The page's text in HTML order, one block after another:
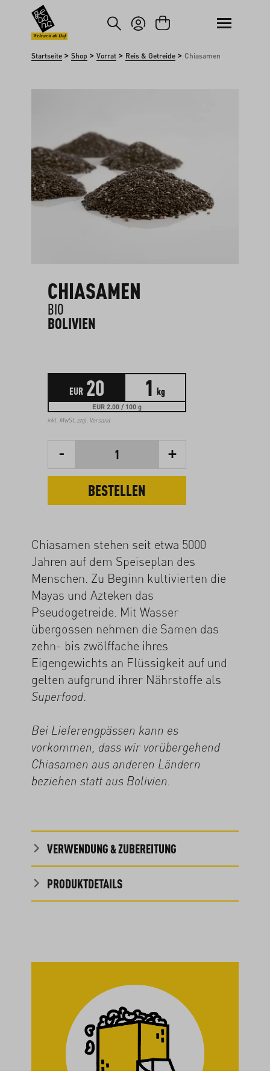
Hauptinhalt springen
Zur Suche springen
Weltweit ab Hof
Startseite > Shop > Vorrat > Reis & Getreide > Chiasamen
CHIASAMEN
BIO
BOLIVIEN
EUR 20 1 kg
EUR 2.00 / 100 g
inkl. MwSt. zzgl. Versand
- 1 +
BESTELLEN
Chiasamen stehen seit etwa 5000
Jahren auf dem Speiseplan des
Menschen. Zu Beginn kultivierten die
Mayas und Azteken das
Pseudogetreide. Mit Wasser
übergossen nehmen die Samen das
zehn- bis zwölffache ihres
Eigengewichts an Flüssigkeit auf und
gelten aufgrund ihrer Nährstoffe als
Superfood.
Bei Lieferengpässen kann es
vorkommen, dass wir vorübergehend
Chiasamen aus anderen Ländern
beziehen statt aus Bolivien.
VERWENDUNG & ZUBEREITUNG
PRODUKTDETAILS